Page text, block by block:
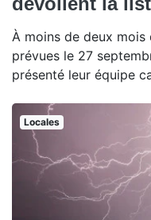
À moins de deux mois
prévues le 27
présenté leur équipe
Locales